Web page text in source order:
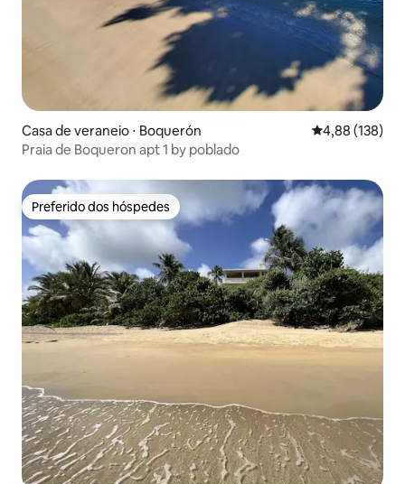
Casa de veraneio ⋅ Boquerón 4,88 de uma
4,88 (138)
Praia de Boqueron apt 1 by poblado
Preferido dos hóspedes
Preferido dos hóspedes